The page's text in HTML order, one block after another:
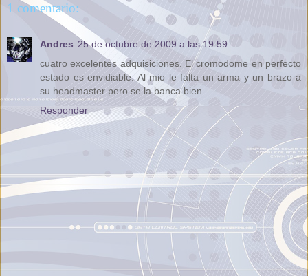
1 comentario:
Andres 25 de octubre de 2009 a las 19:59
cuatro excelentes adquisiciones. El cromodome en perfecto
estado es envidiable. Al mio le falta un arma y un brazo a
su headmaster pero se la banca bien...
Responder